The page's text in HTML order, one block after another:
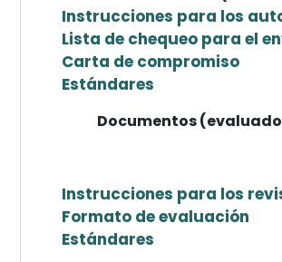
Instrucciones para los
Lista de chequeo para el
Carta de compromiso
Estándares
Documentos
Instrucciones para los
Formato de evaluación
Estándares